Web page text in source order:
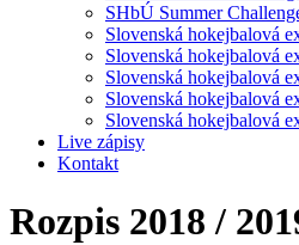
SHbÚ Summer
Slovenská hokejbalová
Slovenská hokejbalová
Slovenská hokejbalová
Slovenská hokejbalová
Slovenská hokejbalová
Live zápisy
Kontakt
Rozpis 2018 /